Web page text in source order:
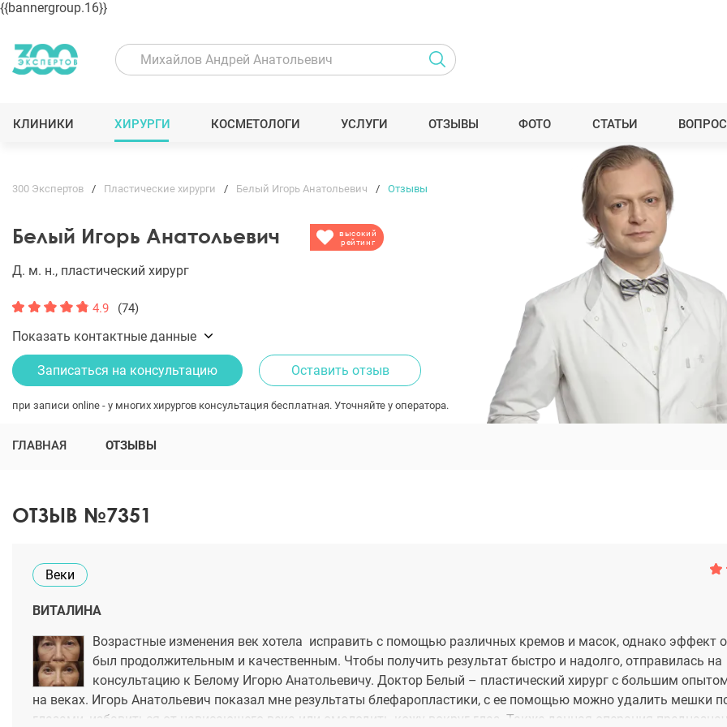
{{bannergroup.16}}
КЛИНИКИ ХИРУРГИ КОСМЕТОЛОГИ УСЛУГИ ОТЗЫВЫ ФОТО СТАТЬИ
300 Экспертов Пластические хирурги Белый Игорь Анатольевич Отзывы
Белый Игорь Анатольевич
высокий
рейтинг
Д. м. н., пластический хирург
4.9 (74)
Показать контактные данные
Записаться на консультацию Оставить отзыв
при записи online - у многих хирургов консультация бесплатная. Уточняйте у оператора.
ГЛАВНАЯ ОТЗЫВЫ
ОТЗЫВ №7351
Веки
ВИТАЛИНА
Возрастные изменения век хотела исправить с помощью различных кремов и масок, однако эффект
был продолжительным и качественным. Чтобы получить результат быстро и надолго, отправилась на
консультацию к Белому Игорю Анатольевичу. Доктор Белый – пластический хирург с большим
на веках. Игорь Анатольевич показал мне результаты блефаропластики, с ее помощью можно удалить мешки
глазами, избавиться от нависающего века или омолодить кожу вокруг глаз. Также данная операция